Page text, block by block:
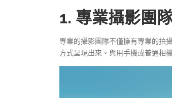
1. 專業攝影團
專業的攝影團隊不僅擁有專業的拍
方式呈現出來。與用手機或普通相